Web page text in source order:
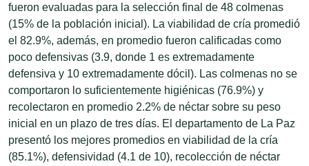
fueron evaluadas para la selección final de 48 colmenas
(15% de la población inicial). La viabilidad de cría promedió
el 82.9%, además, en promedio fueron calificadas como
poco defensivas (3.9, donde 1 es extremadamente
defensiva y 10 extremadamente dócil). Las colmenas no se
comportaron lo suficientemente higiénicas (76.9%) y
recolectaron en promedio 2.2% de néctar sobre su peso
inicial en un plazo de tres días. El departamento de La Paz
presentó los mejores promedios en viabilidad de la cría
(85.1%), defensividad (4.1 de 10), recolección de néctar